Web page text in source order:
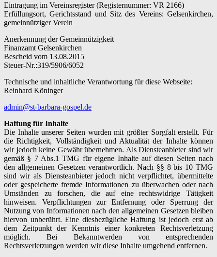
Eintragung im Vereinsregister (Registernummer: VR 2166)
Erfüllungsort, Gerichtsstand und Sitz des Vereins: Gelsenkirchen,
gemeinnütziger Verein
Anerkennung der Gemeinnützigkeit
Finanzamt Gelsenkirchen
Bescheid vom 13.08.2015
Steuer-Nr.:319/5906/6052
Technische und inhaltliche Verantwortung für diese Webseite:
Reinhard Köninger
admin@st-barbara-gospel.de
Haftung für Inhalte
Die Inhalte unserer Seiten wurden mit größter Sorgfalt erstellt. Für
die Richtigkeit, Vollständigkeit und Aktualität der Inhalte können
wir jedoch keine Gewähr übernehmen. Als Diensteanbieter sind wir
gemäß § 7 Abs.1 TMG für eigene Inhalte auf diesen Seiten nach
den allgemeinen Gesetzen verantwortlich. Nach §§ 8 bis 10 TMG
sind wir als Diensteanbieter jedoch nicht verpflichtet, übermittelte
oder gespeicherte fremde Informationen zu überwachen oder nach
Umständen zu forschen, die auf eine rechtswidrige Tätigkeit
hinweisen. Verpflichtungen zur Entfernung oder Sperrung der
Nutzung von Informationen nach den allgemeinen Gesetzen bleiben
hiervon unberührt. Eine diesbezügliche Haftung ist jedoch erst ab
dem Zeitpunkt der Kenntnis einer konkreten Rechtsverletzung
möglich. Bei Bekanntwerden von entsprechenden
Rechtsverletzungen werden wir diese Inhalte umgehend entfernen.